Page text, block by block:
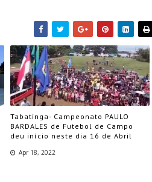
Tabatinga- Campeonato PAULO
BARDALES de Futebol de Campo
deu início neste dia 16 de Abril
Apr 18, 2022